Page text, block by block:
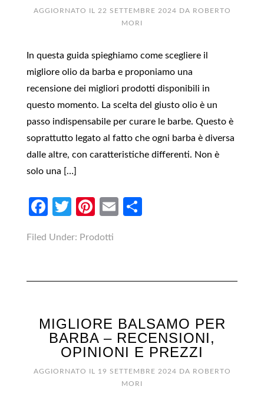
AGGIORNATO IL 22 SETTEMBRE 2024 DA ROBERTO
MORI
In questa guida spieghiamo come scegliere il
migliore olio da barba e proponiamo una
recensione dei migliori prodotti disponibili in
questo momento. La scelta del giusto olio è un
passo indispensabile per curare le barbe. Questo è
soprattutto legato al fatto che ogni barba è diversa
dalle altre, con caratteristiche differenti. Non è
solo una […]
Facebook
Twitter
Pinterest
Email
Filed Under: Prodotti
MIGLIORE BALSAMO PER
BARBA – RECENSIONI,
OPINIONI E PREZZI
AGGIORNATO IL 19 SETTEMBRE 2024 DA ROBERTO
MORI